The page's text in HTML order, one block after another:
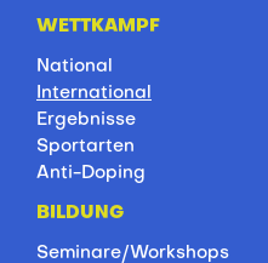
WETTKAMPF
National
International
Ergebnisse
Sportarten
Anti-Doping
BILDUNG
Seminare/Workshops